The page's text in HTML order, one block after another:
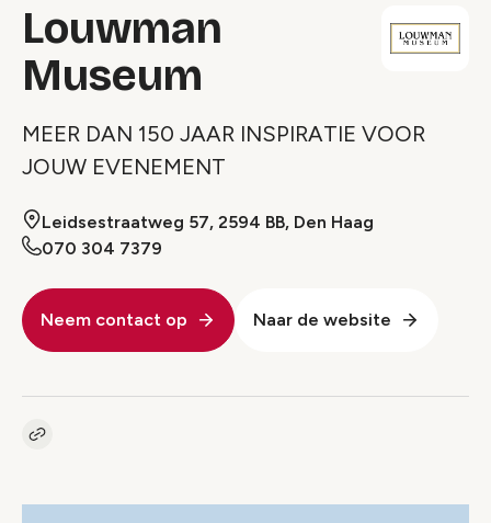
Louwman
Museum
MEER DAN 150 JAAR INSPIRATIE VOOR
JOUW EVENEMENT
Leidsestraatweg 57, 2594 BB, Den Haag
070 304 7379
Neem contact op Naar de website
Kopieer link naar pagina